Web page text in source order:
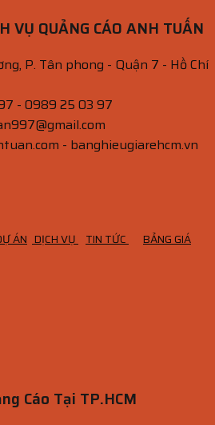
VỤ QUẢNG CÁO ANH TUẤN
P. Tân phong - Quận 7 - Hồ Chí
- 0989 25 03 97
- banghieugiarehcm.vn
ÁN DỊCH VỤ TIN TỨC
BẢNG GIÁ
Cáo Tại TP.HCM